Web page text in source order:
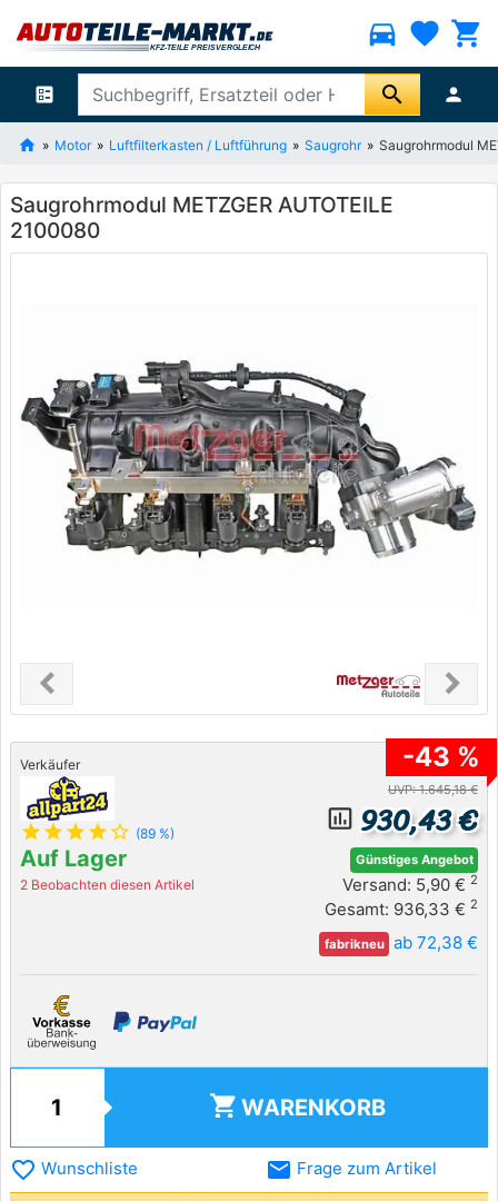
directions_car favorite shopping_cart
ballot search person
Motor Luftfilterkasten / Luftführung Saugrohr Saugrohrmodul
Saugrohrmodul METZGER AUTOTEILE
2100080
chevron_leftPrevious chevron_right
Next
Verkäufer
star star star star star_outline (89 %)
Auf Lager
2 Beobachten diesen Artikel
-43 %
UVP: 1.645,18 €
insert_chart_outlined 930,43 €
Günstiges Angebot
Versand: 5,90 € 2
Gesamt: 936,33 € 2
fabrikneu ab 72,38 €
shopping_cart WARENKORB
favorite_border Wunschliste email Frage zum Artikel